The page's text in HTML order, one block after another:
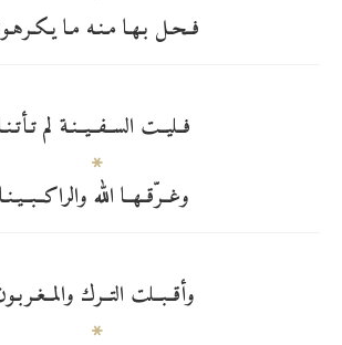
فــحـل بـهـا مـنـه مـا يـكـرهـونـا
فــليــت الســفــيــنـة لم تـأتـنـا
وغــرّقــهــا الله والراكــبــيـنـا
وأقــبــلت التــرك والمــغـربـون